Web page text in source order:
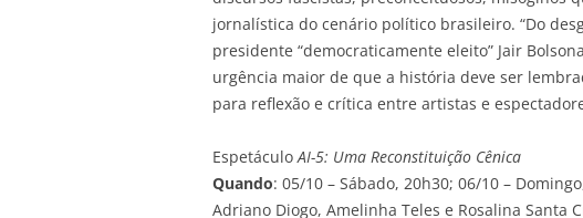
jornalística do cenário político brasileiro. “Do
presidente “democraticamente eleito” Jair
urgência maior de que a história deve ser
para reflexão e crítica entre artistas e
EspetáculoAI-5: Uma Reconstituição Cênica
Quando: 05/10 – Sábado, 20h30; 06/10 –
Adriano Diogo, Amelinha Teles e Rosalina Santa